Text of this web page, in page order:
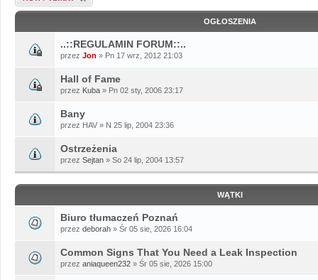
OGŁOSZENIA
..::REGULAMIN FORUM::..
przez Jon » Pn 17 wrz, 2012 21:03
Hall of Fame
przez Kuba » Pn 02 sty, 2006 23:17
Bany
przez HAV » N 25 lip, 2004 23:36
Ostrzeżenia
przez Sejtan » So 24 lip, 2004 13:57
WĄTKI
Biuro tłumaczeń Poznań
przez deborah » Śr 05 sie, 2026 16:04
Common Signs That You Need a Leak Inspection
przez aniaqueen232 » Śr 05 sie, 2026 15:00